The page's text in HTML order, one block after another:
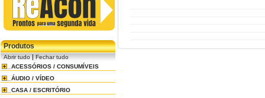
Produtos
Abrir tudo|Fechar tudo
ACESSÓRIOS / CONSUMÍVEIS
ÁUDIO / VÍDEO
CASA / ESCRITÓRIO